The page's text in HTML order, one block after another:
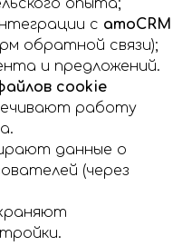
опыта;
с amoCRM
обратной связи);
и предложений.
cookie
работу
данные о
(через